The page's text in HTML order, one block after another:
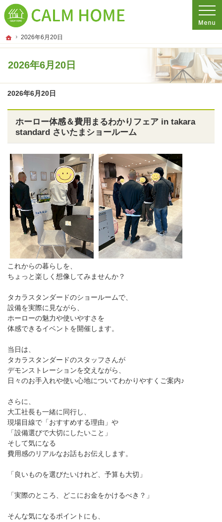
ホーム
2026年6月20日
2026年6月20日
プロの目線からご提案。埼玉県さいたま市の注文住宅・新築戸建てを手がける工
埼玉県さいたま市の新築・注文住宅・新築戸建てを手がける工務店ならCALM
2026年6月20日
ホーロー体感＆費用まるわかりフェア in takara
standard さいたまショールーム
これからの暮らしを、
ちょっと楽しく想像してみませんか？
タカラスタンダードのショールームで、
設備を実際に見ながら、
ホーローの魅力や使いやすさを
体感できるイベントを開催します。
当日は、
タカラスタンダードのスタッフさんが
デモンストレーションを交えながら、
日々のお手入れや使い心地についてわかりやすくご案内♪
さらに、
大工社長も一緒に同行し、
現場目線で「おすすめする理由」や
「設備選びで大切にしたいこと」
そして気になる
費用感のリアルなお話もお伝えします。
「良いものを選びたいけれど、予算も大切」
「実際のところ、どこにお金をかけるべき？」
そんな気になるポイントにも、